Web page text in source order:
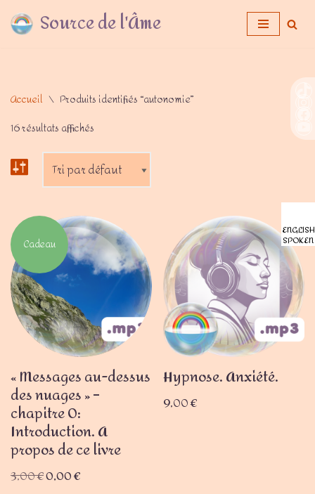
Aller Source de l'Âme
Accueil \ Produits identifiés “autonomie”
16 résultats affichés
Cadeau
« Messages au-dessus
des nuages » –
chapitre 0:
Introduction. A
propos de ce livre
3,00€0,00€
Hypnose. Anxiété.
9,00€
ENGLISH
SPOKEN